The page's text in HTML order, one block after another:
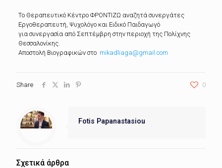
Tο Θεραπευτικό Κέντρο ΦΡΟΝΤΙΖΩ αναζητά συνεργάτες
Εργοθεραπευτή, Ψυχολόγο και Ειδικό Παιδαγωγό
για συνεργασία από Σεπτέμβρη στην περιοχή της Πολίχνης
Θεσσαλονίκης.
Αποστολή Βιογραφικών στο mikadliaga@gmail.com
Share 0
Fotis Papanastasiou
Σχετικά άρθρα